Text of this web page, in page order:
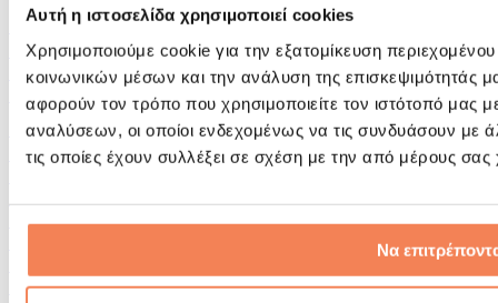
Αυτή η ιστοσελίδα χρησιμοποιεί cookies
Χρησιμοποιούμε cookie για την εξατομίκευση
κοινωνικών μέσων και την ανάλυση της επισκεψιμότητάς
αφορούν τον τρόπο που χρησιμοποιείτε τον ιστότοπό μας
αναλύσεων, οι οποίοι ενδεχομένως να τις συνδυάσουν με
τις οποίες έχουν συλλέξει σε σχέση με την από μέρους
Να
Τσάντες & σακίδια πλάτης
Τσάντες τροφίμων & αξεσουάρ
Σάκοι Γυμναστικής
Σακίδια πλάτης
Αξεσουάρ με βάση τη δραστηριότητα
Tρέξιμο
Γιόγκα & Πιλάτες
Πεζοπορία